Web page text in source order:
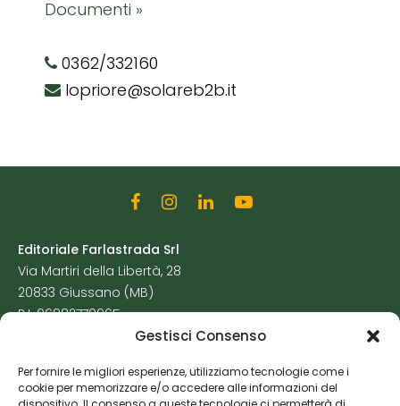
Gestisci Consenso
Per fornire le migliori esperienze, utilizziamo tecnologie come i
cookie per memorizzare e/o accedere alle informazioni del
Documenti »
0362/332160
lopriore@solareb2b.it
Editoriale Farlastrada Srl
Via Martiri della Libertà, 28
20833 Giussano (MB)
P.I. 06982770965
Cookie Policy
Risorse Aggiuntive